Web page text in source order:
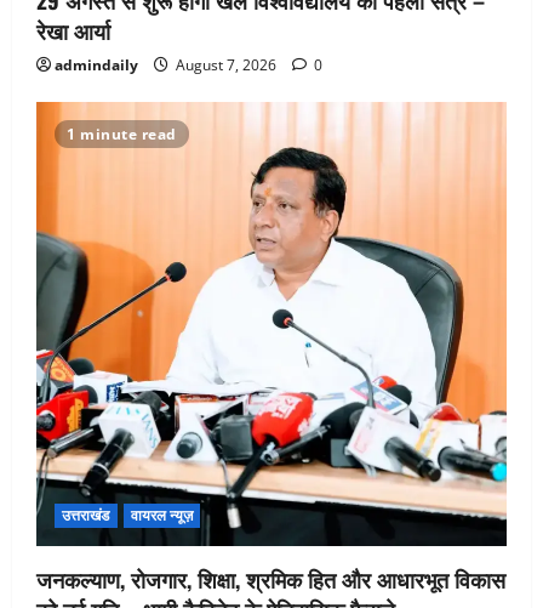
रेखा आर्या
admindaily August 7, 2026 0
1 minute read
उत्तराखंड वायरल न्यूज़
जनकल्याण, रोजगार, शिक्षा, श्रमिक हित और आधारभूत विकास